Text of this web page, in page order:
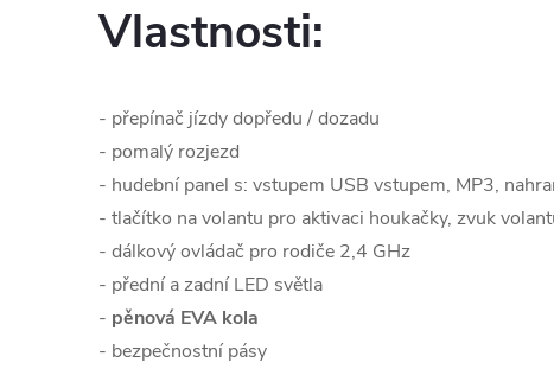
Vlastnosti:
- přepínač jízdy dopředu / dozadu
- pomalý rozjezd
- hudební panel s: vstupem USB vstupem, MP3,
- tlačítko na volantu pro aktivaci houkačky, zvuk
- dálkový ovládač pro rodiče 2,4 GHz
- přední a zadní LED světla
- pěnová EVA kola
- bezpečnostní pásy